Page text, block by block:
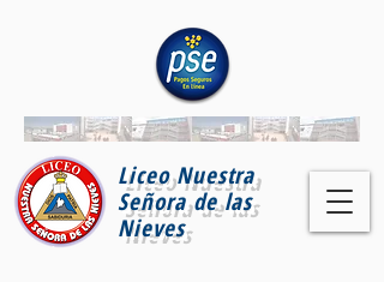
Liceo Nuestra
Señora de las
Nieves